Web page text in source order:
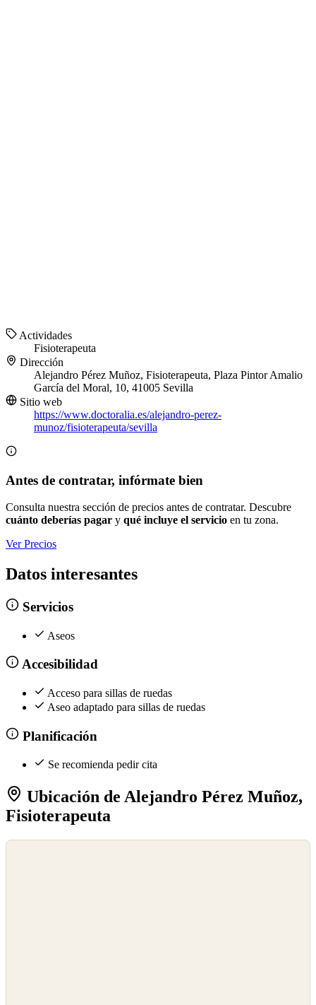
Actividades
Fisioterapeuta
Dirección
Alejandro Pérez Muñoz, Fisioterapeuta, Plaza Pintor Amalio
García del Moral, 10, 41005 Sevilla
Sitio web
https://www.doctoralia.es/alejandro-perez-
munoz/fisioterapeuta/sevilla
Antes de contratar, infórmate bien
Consulta nuestra sección de precios antes de contratar. Descubre
cuánto deberías pagar y qué incluye el servicio en tu zona.
Ver Precios
Datos interesantes
Servicios
Aseos
Accesibilidad
Acceso para sillas de ruedas
Aseo adaptado para sillas de ruedas
Planificación
Se recomienda pedir cita
Ubicación de Alejandro Pérez Muñoz,
Fisioterapeuta